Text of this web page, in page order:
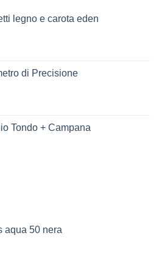
legno e carota eden
di Precisione
Tondo + Campana
aqua 50 nera